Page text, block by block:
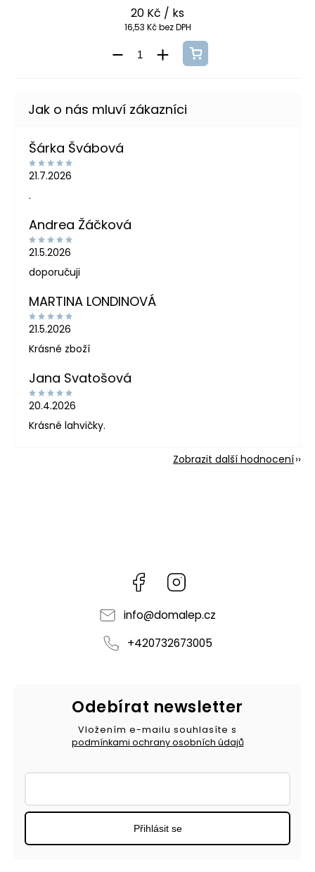
20 Kč / ks
16,53 Kč bez DPH
Šárka Švábová
21.7.2026
.
Andrea Žáčková
21.5.2026
doporučuji
MARTINA LONDINOVÁ
21.5.2026
Krásné zboží
Jana Svatošová
20.4.2026
Krásné lahvičky.
Zobrazit další hodnocení
Facebook
info@domalep.cz
+420732673005
Odebírat newsletter
Vložením e-mailu souhlasíte s
podmínkami ochrany osobních údajů
Přihlásit se